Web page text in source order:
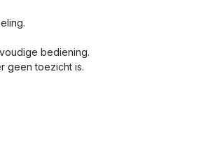
bediening.
geen toezicht is.